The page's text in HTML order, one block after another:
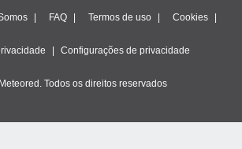
FAQ Termos de uso Cookies
Configurações de privacidade
Todos os direitos reservados